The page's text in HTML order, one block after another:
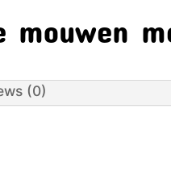
mouwen
(0)